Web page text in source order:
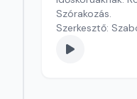
Szórakozás.
Szerkesztő: